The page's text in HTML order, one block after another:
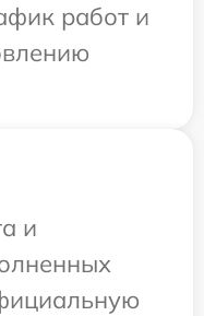
работ и
и